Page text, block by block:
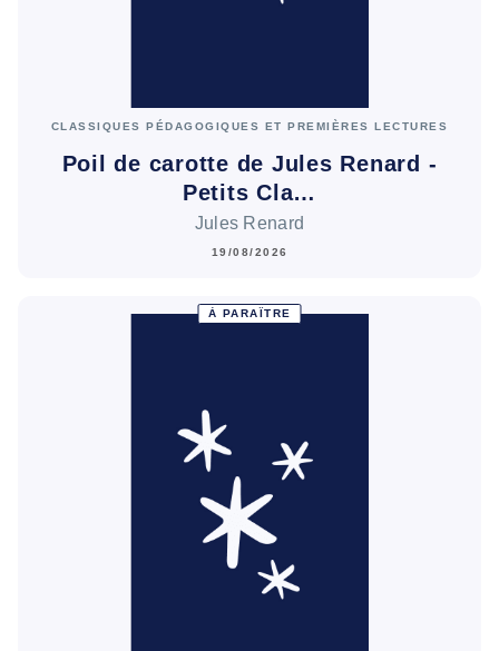
CLASSIQUES PÉDAGOGIQUES ET PREMIÈRES LECTURES
Poil de carotte de Jules Renard -
Petits Cla…
Jules Renard
19/08/2026
À PARAÎTRE